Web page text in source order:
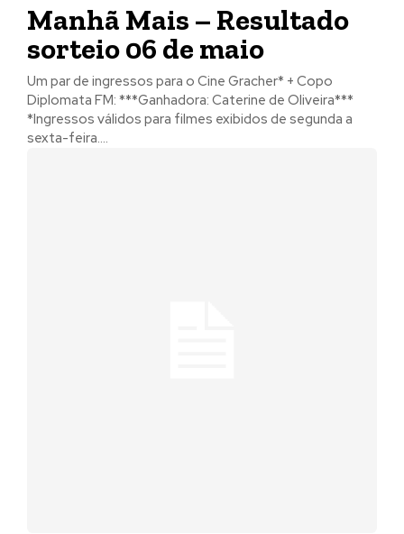
Manhã Mais – Resultado
sorteio 06 de maio
Um par de ingressos para o Cine Gracher* + Copo
Diplomata FM: ***Ganhadora: Caterine de Oliveira***
*Ingressos válidos para filmes exibidos de segunda a
sexta-feira....